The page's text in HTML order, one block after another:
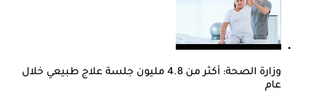
وزارة الصحة: أكثر من 4.8 مليون جلسة علاج طبيعي خلال
عام